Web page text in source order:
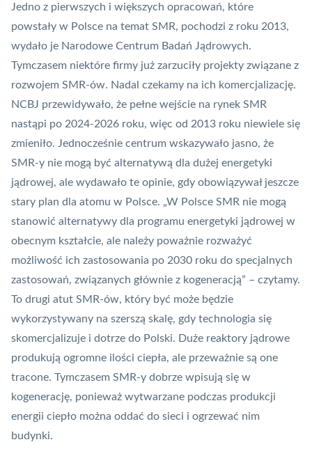
Jedno z pierwszych i większych opracowań, które
powstały w Polsce na temat SMR, pochodzi z roku 2013,
wydało je Narodowe Centrum Badań Jądrowych.
Tymczasem niektóre firmy już zarzuciły projekty związane z
rozwojem SMR-ów. Nadal czekamy na ich komercjalizację.
NCBJ przewidywało, że pełne wejście na rynek SMR
nastąpi po 2024-2026 roku, więc od 2013 roku niewiele się
zmieniło. Jednocześnie centrum wskazywało jasno, że
SMR-y nie mogą być alternatywą dla dużej energetyki
jądrowej, ale wydawało te opinie, gdy obowiązywał jeszcze
stary plan dla atomu w Polsce. „W Polsce SMR nie mogą
stanowić alternatywy dla programu energetyki jądrowej w
obecnym kształcie, ale należy poważnie rozważyć
możliwość ich zastosowania po 2030 roku do specjalnych
zastosowań, związanych głównie z kogeneracją” – czytamy.
To drugi atut SMR-ów, który być może będzie
wykorzystywany na szerszą skalę, gdy technologia się
skomercjalizuje i dotrze do Polski. Duże reaktory jądrowe
produkują ogromne ilości ciepła, ale przeważnie są one
tracone. Tymczasem SMR-y dobrze wpisują się w
kogenerację, ponieważ wytwarzane podczas produkcji
energii ciepło można oddać do sieci i ogrzewać nim
budynki.